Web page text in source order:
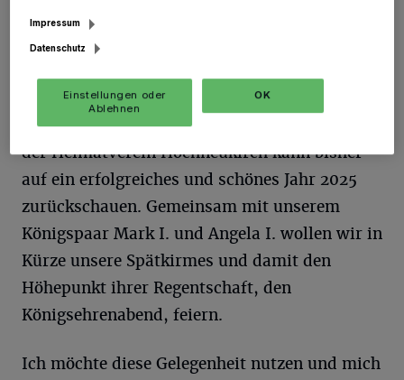
L iebe Mitbürgerinnen und Mitbürger,
der Heimatverein Hochneukirch kann bisher
auf ein erfolgreiches und schönes Jahr 2025
zurückschauen. Gemeinsam mit unserem
Königspaar Mark I. und Angela I. wollen wir in
Kürze unsere Spätkirmes und damit den
Höhepunkt ihrer Regentschaft, den
Königsehrenabend, feiern.
Ich möchte diese Gelegenheit nutzen und mich
Impressum
Datenschutz
Einstellungen oder
Ablehnen
OK